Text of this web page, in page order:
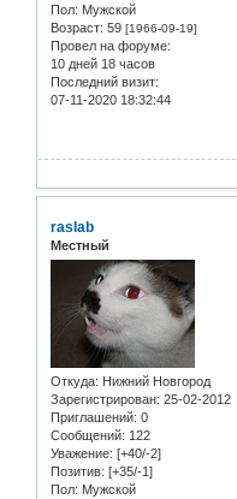
Пол: Мужской
Возраст: 59 [1966-09-19]
Провел на форуме:
10 дней 18 часов
Последний визит:
07-11-2020 18:32:44
raslab
Местный
Откуда: Нижний Новгород
Зарегистрирован: 25-02-2012
Приглашений: 0
Сообщений: 122
Уважение: [+40/-2]
Позитив: [+35/-1]
Пол: Мужской